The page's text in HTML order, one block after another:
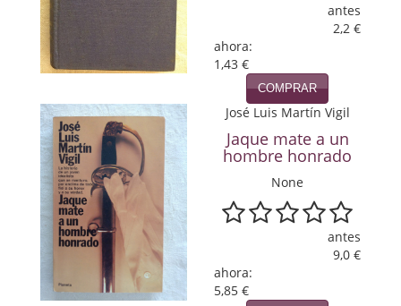
Segunda Guerra Mundial
Sobre Madrid
Tema Local
Terror
Terrorismo
antes
2,2 €
ahora:
1,43 €
COMPRAR
José Luis Martín Vigil
Jaque mate a un
hombre honrado
None
antes
9,0 €
ahora:
5,85 €